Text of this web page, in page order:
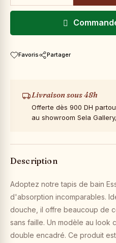
Favoris Partager
Livraison sous 48h
Offerte dès 900 DH
au showroom Sela
Description
Adoptez notre tapis de bain
d'absorption incomparables.
douche, il offre beaucoup de
sans faille. Un modèle au look
double encadré. Ce produit